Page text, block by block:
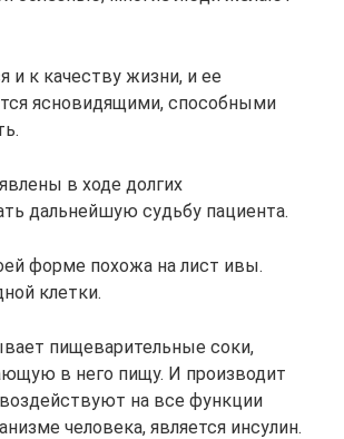
и к качеству жизни, и ее
ясновидящими, способными
в ходе долгих
дальнейшую судьбу пациента.
форме похожа на лист ивы.
клетки.
пищеварительные соки,
в него пищу. И производит
на все функции
человека, является инсулин.